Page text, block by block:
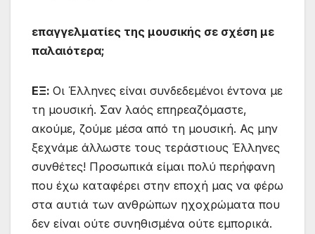
επαγγελματίες της μουσικής σε σχέση με
παλαιότερα;
ΕΞ: Οι Έλληνες είναι συνδεδεμένοι έντονα με
τη μουσική. Σαν λαός επηρεαζόμαστε,
ακούμε, ζούμε μέσα από τη μουσική. Ας μην
ξεχνάμε άλλωστε τους τεράστιους Έλληνες
συνθέτες! Προσωπικά είμαι πολύ περήφανη
που έχω καταφέρει στην εποχή μας να φέρω
στα αυτιά των ανθρώπων ηχοχρώματα που
δεν είναι ούτε συνηθισμένα ούτε εμπορικά.